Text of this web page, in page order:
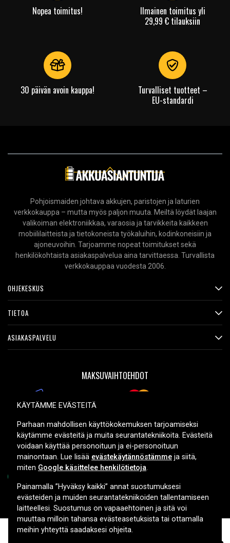
Nopea toimitus!
Ilmainen toimitus yli
29,99 € tilauksiin
30 päivän avoin kauppa!
Turvalliset tuotteet –
EU-standardi
Pohjoismaiden johtava akkujen, paristojen ja laturien
verkkokauppa – mutta myös paljon muuta. Meiltä löydät laajan
valikoiman elektroniikkaa, varaosia ja tarvikkeita kaikkeen
mobiililaitteista ja tietokoneista työkaluihin, kodinkoneisiin ja
ajoneuvoihin. Tarjoamme nopeat toimitukset sekä
henkilökohtaista asiakaspalvelua aina tarvittaessa. Turvallista
verkkokauppaa vuodesta 2006.
OHJEKESKUS
TIETOA
ASIAKASPALVELU
MAKSUVAIHTOEHDOT
TOIMITUSVAIHTOEHDOT
Copyright © 2026, Spares Nordic AB
KÄYTÄMME EVÄSTEITÄ
Parhaan mahdollisen käyttökokemuksen tarjoamiseksi
käytämme evästeitä ja muita seurantatekniikoita. Evästeitä
voidaan käyttää personoituun ja ei-personoituun
mainontaan. Lue lisää evästekäytännöstämme ja siitä,
miten Google käsittelee henkilötietoja.
Painamalla ”Hyväksy kaikki” annat suostumuksesi
evästeiden ja muiden seurantatekniikoiden tallentamiseen
laitteellesi. Suostumus on vapaaehtoinen ja sitä voi
muuttaa milloin tahansa evästeasetuksista tai ottamalla
meihin yhteyttä saadaksesi ohjeita.